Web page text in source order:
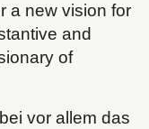
a new vision for
and
of
vor allem das